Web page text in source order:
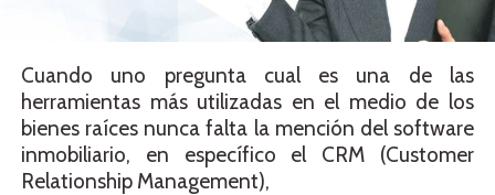
Cuando uno pregunta cual es una de las
herramientas más utilizadas en el medio de los
bienes raíces nunca falta la mención del software
inmobiliario, en específico el CRM (Customer
Relationship Management),